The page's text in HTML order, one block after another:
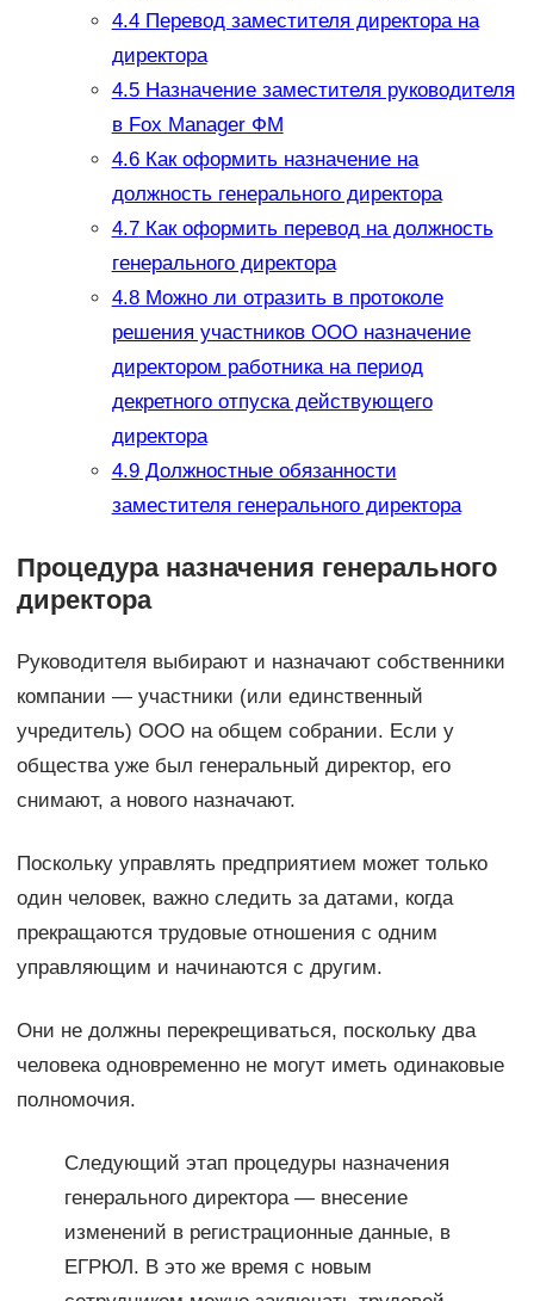
4.4Перевод заместителя директора на
директора
4.5Назначение заместителя руководителя
в Fox Manager ФМ
4.6Как оформить назначение на
должность генерального директора
4.7Как оформить перевод на должность
генерального директора
4.8Можно ли отразить в протоколе
решения участников ООО назначение
директором работника на период
декретного отпуска действующего
директора
4.9Должностные обязанности
заместителя генерального директора
Процедура назначения генерального
директора
Руководителя выбирают и назначают собственники
компании — участники (или единственный
учредитель) ООО на общем собрании. Если у
общества уже был генеральный директор, его
снимают, а нового назначают.
Поскольку управлять предприятием может только
один человек, важно следить за датами, когда
прекращаются трудовые отношения с одним
управляющим и начинаются с другим.
Они не должны перекрещиваться, поскольку два
человека одновременно не могут иметь одинаковые
полномочия.
Следующий этап процедуры назначения
генерального директора — внесение
изменений в регистрационные данные, в
ЕГРЮЛ. В это же время с новым